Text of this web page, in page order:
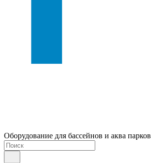
Оборудование для бассейнов и аква парков